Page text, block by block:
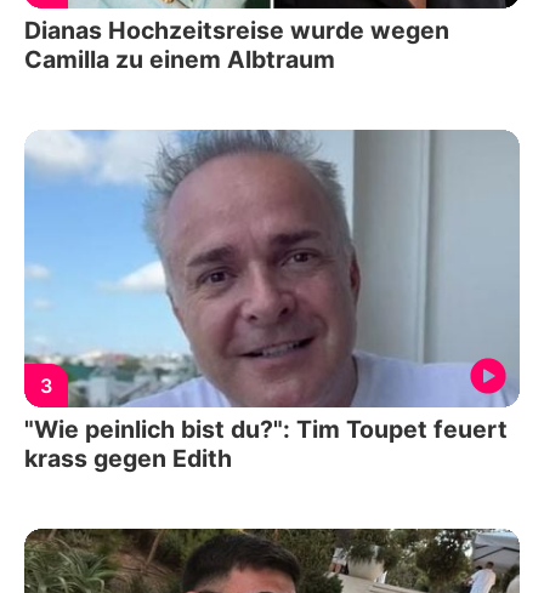
Dianas Hochzeitsreise wurde wegen
Camilla zu einem Albtraum
3
"Wie peinlich bist du?": Tim Toupet feuert
krass gegen Edith